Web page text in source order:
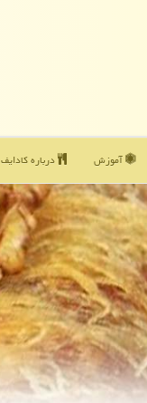
آموزش درباره كادایف